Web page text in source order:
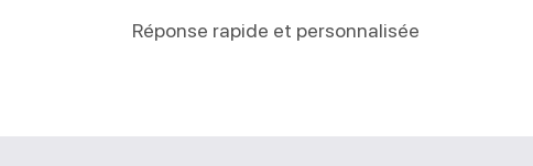
Réponse rapide et personnalisée